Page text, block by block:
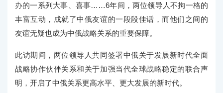
办的一系列大事、喜事……6年间，两位领导人不拘一格的
丰富互动，成就了中俄友谊的一段段佳话，而他们之间的
友谊无疑也成为中俄战略关系的重要保障。
此访期间，两位领导人共同签署中俄关于发展新时代全面
战略协作伙伴关系和关于加强当代全球战略稳定的联合声
明，开启了中俄关系更高水平、更大发展的新时代。